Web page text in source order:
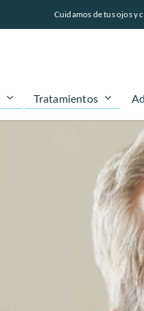
Cuidamos de tus ojos y
Tratamientos